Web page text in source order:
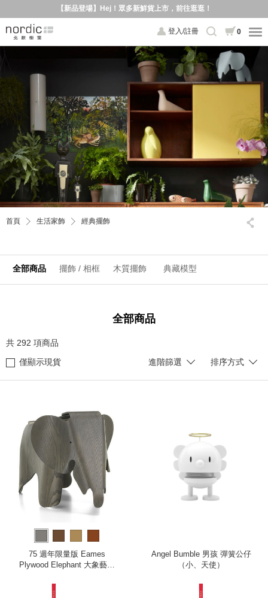
【新品登場】Hej！眾多新鮮貨上市，前往逛逛！
登入/註冊 0
首頁 生活家飾 經典擺飾
全部商品 擺飾 / 相框 木質擺飾 典藏模型
全部商品
共 292 項商品
僅顯示現貨
進階篩選 排序方式
75 週年限量版 Eames
Plywood Elephant 大象藝術
Angel Bumble 男孩 彈簧公仔
（小、天使）